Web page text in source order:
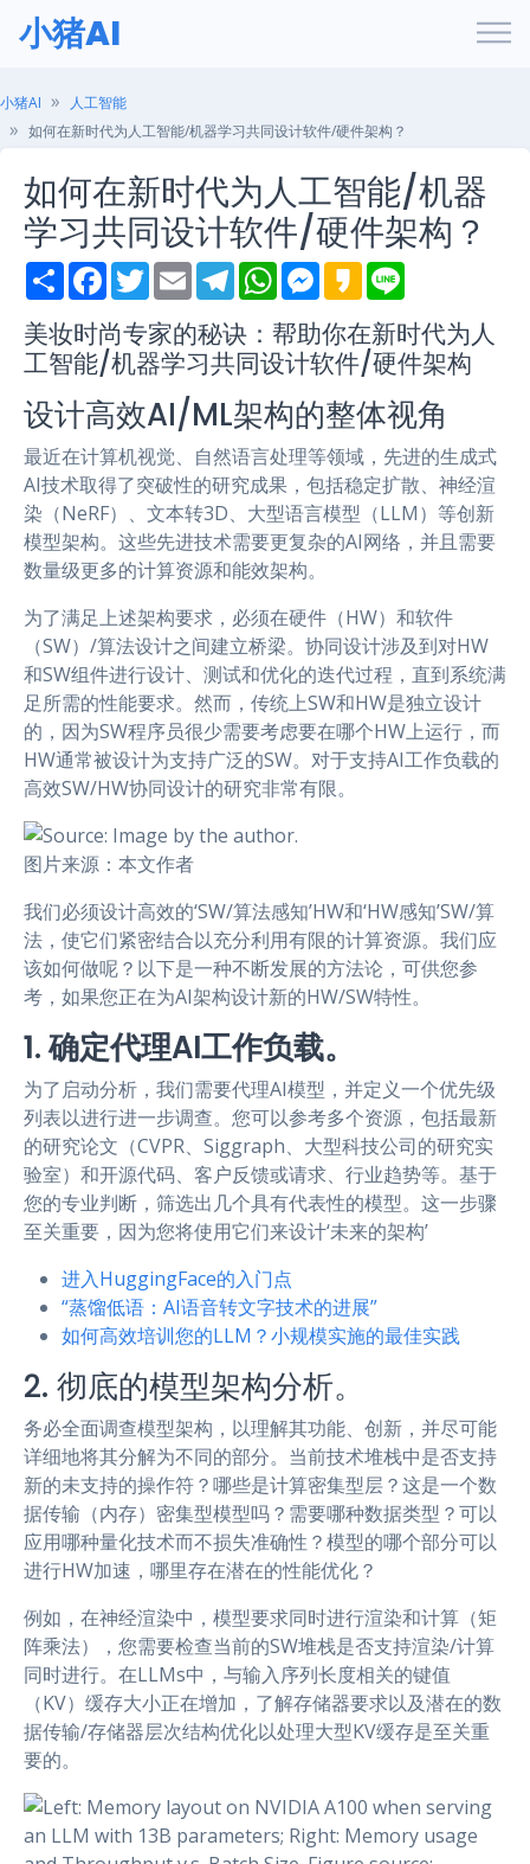
小猪AI
小猪AI
人工智能
如何在新时代为人工智能/机器学习共同设计软件/硬件架构？
如何在新时代为人工智能/机器
学习共同设计软件/硬件架构？
S
h
r
e
F
a
e
b
o
k
T
w
t
t
e
E
m
i
l
T
e
e
g
r
m
W
h
t
s
A
p
M
e
s
e
n
e
r
K
a
a
o
e
美妆时尚专家的秘诀：帮助你在新时代为人
工智能/机器学习共同设计软件/硬件架构
设计高效AI/ML架构的整体视角
最近在计算机视觉、自然语言处理等领域，先进的生成式
AI技术取得了突破性的研究成果，包括稳定扩散、神经渲
染（NeRF）、文本转3D、大型语言模型（LLM）等创新
模型架构。这些先进技术需要更复杂的AI网络，并且需要
数量级更多的计算资源和能效架构。
为了满足上述架构要求，必须在硬件（HW）和软件
（SW）/算法设计之间建立桥梁。协同设计涉及到对HW
和SW组件进行设计、测试和优化的迭代过程，直到系统满
足所需的性能要求。然而，传统上SW和HW是独立设计
的，因为SW程序员很少需要考虑要在哪个HW上运行，而
HW通常被设计为支持广泛的SW。对于支持AI工作负载的
高效SW/HW协同设计的研究非常有限。
图片来源：本文作者
我们必须设计高效的‘SW/算法感知’HW和‘HW感知’SW/算
法，使它们紧密结合以充分利用有限的计算资源。我们应
该如何做呢？以下是一种不断发展的方法论，可供您参
考，如果您正在为AI架构设计新的HW/SW特性。
1. 确定代理AI工作负载。
为了启动分析，我们需要代理AI模型，并定义一个优先级
列表以进行进一步调查。您可以参考多个资源，包括最新
的研究论文（CVPR、Siggraph、大型科技公司的研究实
验室）和开源代码、客户反馈或请求、行业趋势等。基于
您的专业判断，筛选出几个具有代表性的模型。这一步骤
至关重要，因为您将使用它们来设计‘未来的架构’
进入HuggingFace的入门点
“蒸馏低语：AI语音转文字技术的进展”
如何高效培训您的LLM？小规模实施的最佳实践
2. 彻底的模型架构分析。
务必全面调查模型架构，以理解其功能、创新，并尽可能
详细地将其分解为不同的部分。当前技术堆栈中是否支持
新的未支持的操作符？哪些是计算密集型层？这是一个数
据传输（内存）密集型模型吗？需要哪种数据类型？可以
应用哪种量化技术而不损失准确性？模型的哪个部分可以
进行HW加速，哪里存在潜在的性能优化？
例如，在神经渲染中，模型要求同时进行渲染和计算（矩
阵乘法），您需要检查当前的SW堆栈是否支持渲染/计算
同时进行。在LLMs中，与输入序列长度相关的键值
（KV）缓存大小正在增加，了解存储器要求以及潜在的数
据传输/存储器层次结构优化以处理大型KV缓存是至关重
要的。